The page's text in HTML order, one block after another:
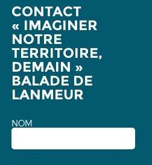
CONTACT
« IMAGINER
NOTRE
TERRITOIRE,
DEMAIN »
BALADE DE
LANMEUR
NOM